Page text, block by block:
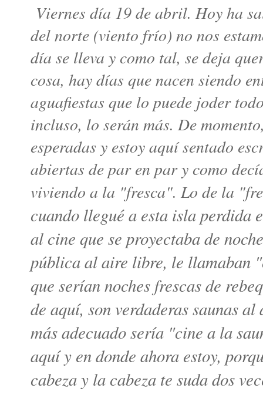
Viernes día 19 de abril. Hoy ha
del norte (viento frío) no nos
día se lleva y como tal, se deja
cosa, hay días que nacen siendo
aguafiestas que lo puede joder
incluso, lo serán más. De
esperadas y estoy aquí sentado
abiertas de par en par y como
viviendo a la "fresca". Lo de la
cuando llegué a esta isla perdida
al cine que se proyectaba de
pública al aire libre, le llamaban
que serían noches frescas de
de aquí, son verdaderas saunas
más adecuado sería "cine a la
aquí y en donde ahora estoy,
cabeza y la cabeza te suda dos